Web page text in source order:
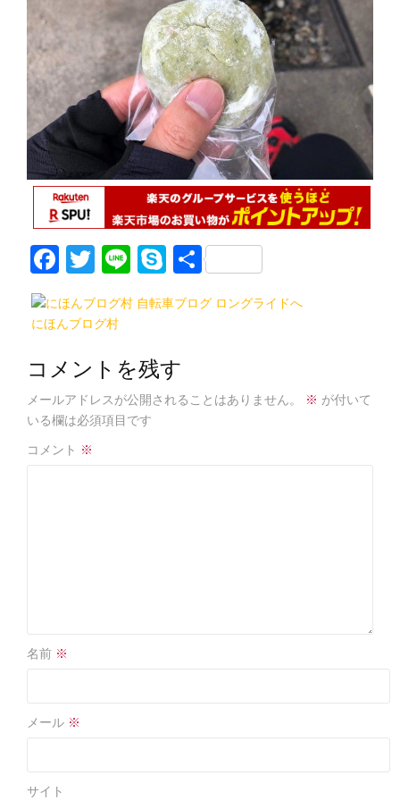
F
a
c
b
o
o
k
T
w
itt
Li
n
e
S
k
y
e
共
有
にほんブログ村
コメントを残す
メールアドレスが公開されることはありません。 ※ が付いて
いる欄は必須項目です
コメント ※
名前 ※
メール ※
サイト